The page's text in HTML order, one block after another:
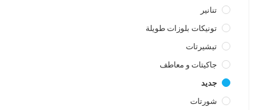
تنانير
تونيكات بلوزات طويلة
تيشيرتات
جاكيتات و معاطف
جديد
شورتات